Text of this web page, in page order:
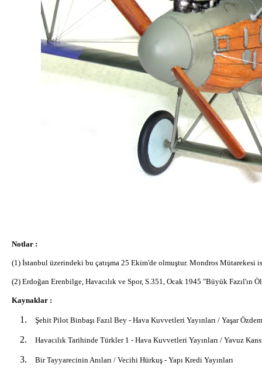
Notlar :
(1) İstanbul üzerindeki bu çatışma 25 Ekim'de olmuştur. Mondros Mütarekesi
(2) Erdoğan Erenbilge, Havacılık ve Spor, S.351, Ocak 1945 "Büyük Fazıl'ın
Kaynaklar :
Şehit Pilot Binbaşı Fazıl Bey - Hava Kuvvetleri Yayınları / Yaşar
Havacılık Tarihinde Türkler 1 - Hava Kuvvetleri Yayınları / Yavuz
Bir Tayyarecinin Anıları / Vecihi Hürkuş - Yapı Kredi Yayınları